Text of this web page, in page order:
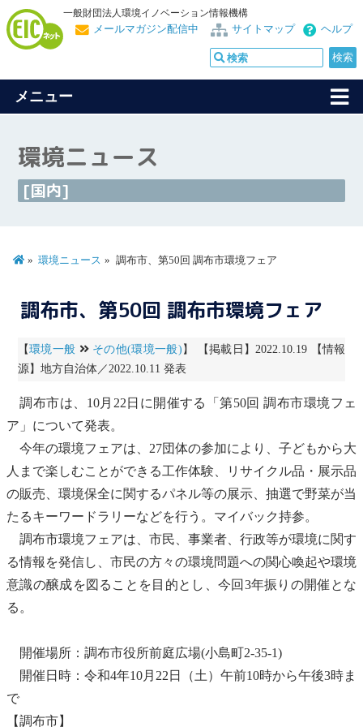
一般財団法人環境イノベーション情報機構
ヘルプ
サイトマップ
メールマガジン配信中
メニュー
環境ニュース
[国内]
環境ニュース 調布市、第50回 調布市環境フェア
調布市、第50回 調布市環境フェア
【環境一般 その他(環境一般) 】 【掲載日】2022.10.19 【情報
源】地方自治体／2022.10.11 発表
調布市は、10月22日に開催する「第50回 調布市環境フェ
ア」について発表。
今年の環境フェアは、27団体の参加により、子どもから大
人まで楽しむことができる工作体験、
リサイクル品・展示品
の販売、環境保全に関するパネル等の展示、抽選で野菜が当
たるキーワードラリーなどを行う。マイバック持参。
調布市環境フェアは、市民、事業者、行政等が環境に関す
る情報を発信し、市民の方々の環境問題への関心喚起や環境
意識の醸成を図ることを目的とし、今回3年振りの開催とな
る。
開催場所：調布市役所前庭広場(小島町2-35-1)
開催日時：令和4年10月22日（土）午前10時から午後3時ま
で
【調布市】